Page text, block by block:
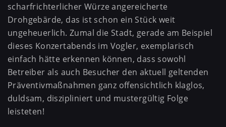
scharfrichterlicher Würze angereicherte
Drohgebärde, das ist schon ein Stück weit
ungeheuerlich. Zumal die Stadt, gerade am Beispiel
dieses Konzertabends im Vogler, exemplarisch
einfach hätte erkennen können, dass sowohl
Betreiber als auch Besucher den aktuell geltenden
Präventivmaßnahmen ganz offensichtlich klaglos,
duldsam, diszipliniert und mustergültig Folge
leisteten!